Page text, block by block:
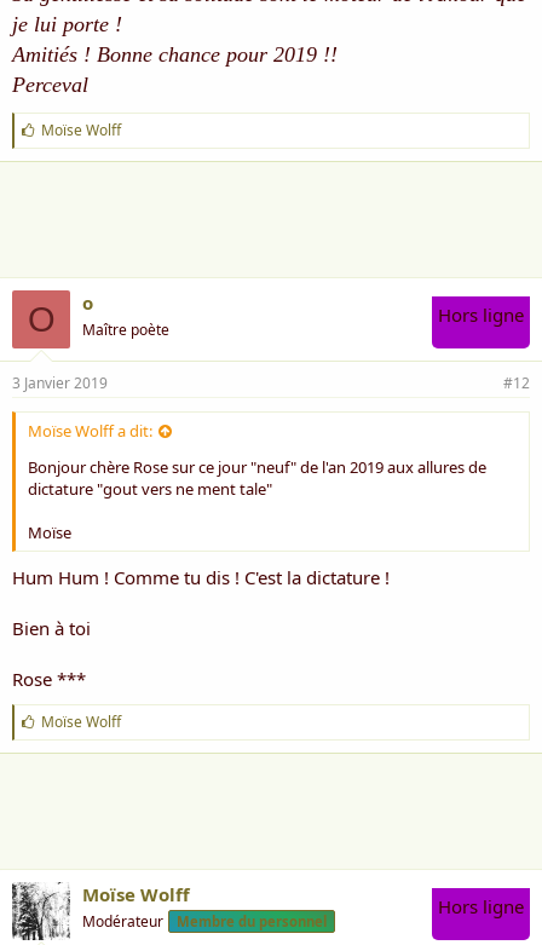
je lui porte !
Amitiés ! Bonne chance pour 2019 !!
Perceval
J
'
a
Moïse Wolff
O o
Maître poète
Hors ligne
3 Janvier 2019 #12
Moïse Wolff a dit:
Bonjour chère Rose sur ce jour "neuf" de l'an 2019 aux allures de
dictature "gout vers ne ment tale"
Moïse
Hum Hum ! Comme tu dis ! C'est la dictature !
Bien à toi
Rose ***
J
'
a
Moïse Wolff
Moïse Wolff
Modérateur Membre du personnel
Hors ligne